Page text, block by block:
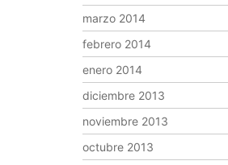
marzo 2014
febrero 2014
enero 2014
diciembre 2013
noviembre 2013
octubre 2013